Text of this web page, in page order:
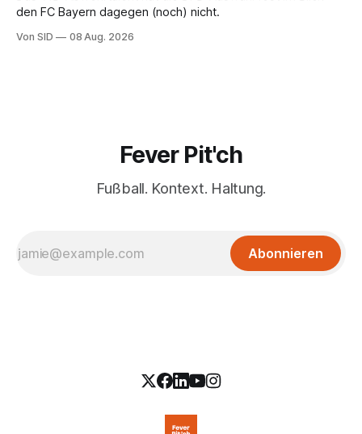
den FC Bayern dagegen (noch) nicht.
Von SID 08 Aug. 2026
Fever Pit'ch
Fußball. Kontext. Haltung.
Abonnieren